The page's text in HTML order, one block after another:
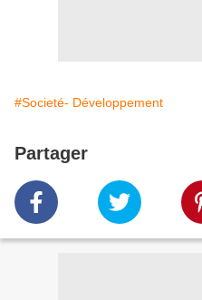
#Societé- Développement
Partager